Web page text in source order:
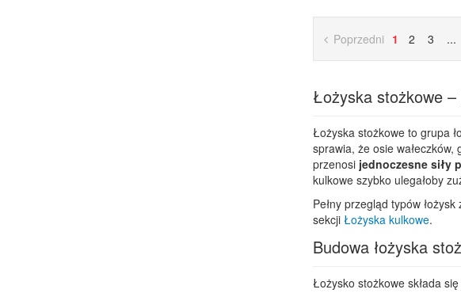
Poprzedni 1 2 3 ...
Łożyska stożkowe
Łożyska stożkowe to grupa
sprawia, że osie
przenosi jednoczesne siły
kulkowe szybko ulegałoby
Pełny przegląd typów
sekcji Łożyska kulkowe.
Budowa łożyska
Łożysko stożkowe składa